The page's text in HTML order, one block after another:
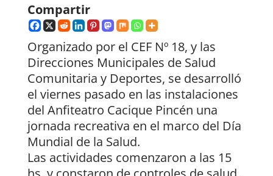
Compartir
Organizado por el CEF Nº 18, y las
Direcciones Municipales de Salud
Comunitaria y Deportes, se desarrolló
el viernes pasado en las instalaciones
del Anfiteatro Cacique Pincén una
jornada recreativa en el marco del Día
Mundial de la Salud.
Las actividades comenzaron a las 15